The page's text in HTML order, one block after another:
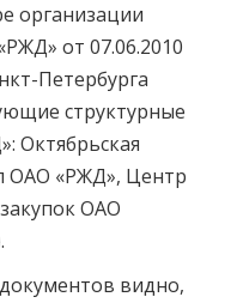
организации
от 07.06.2010
Петербурга
структурные
Октябрьская
ОАО «РЖД», Центр
ОАО
видно,